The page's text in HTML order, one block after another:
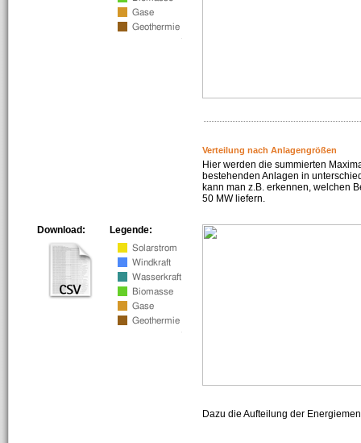
Verteilung nach Anlagengrößen
Hier werden die summierten
bestehenden Anlagen in
kann man z.B. erkennen, welchen
50 MW liefern.
Legende:
Download:
Dazu die Aufteilung der